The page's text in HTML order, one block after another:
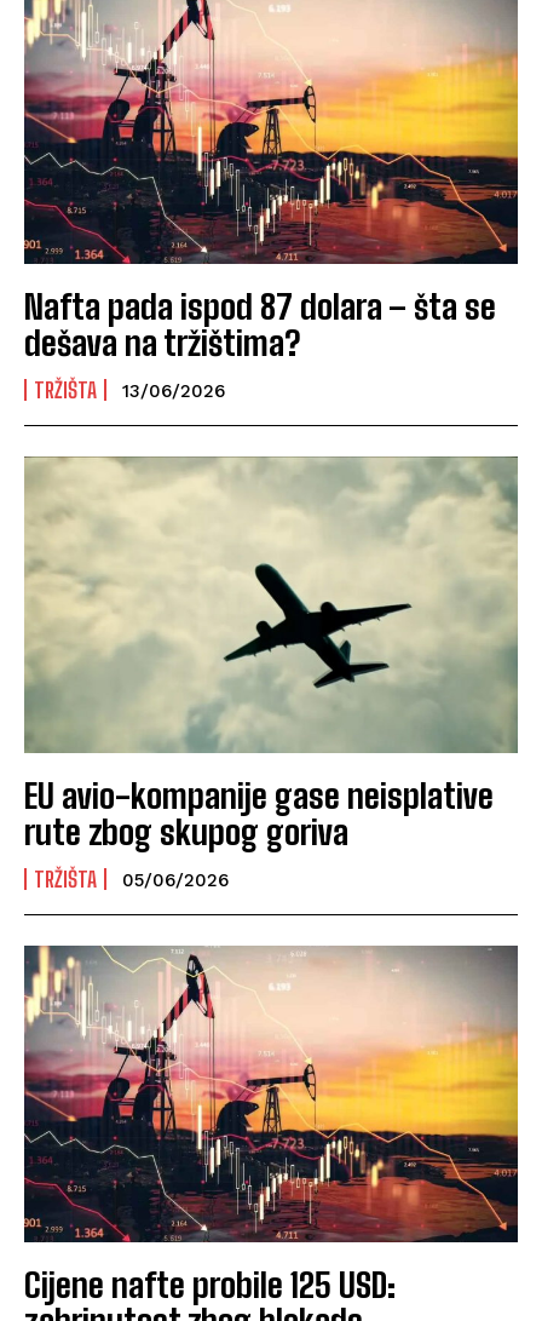
Nafta pada ispod 87 dolara – šta se
dešava na tržištima?
TRŽIŠTA 13/06/2026
EU avio-kompanije gase neisplative
rute zbog skupog goriva
TRŽIŠTA 05/06/2026
Cijene nafte probile 125 USD: